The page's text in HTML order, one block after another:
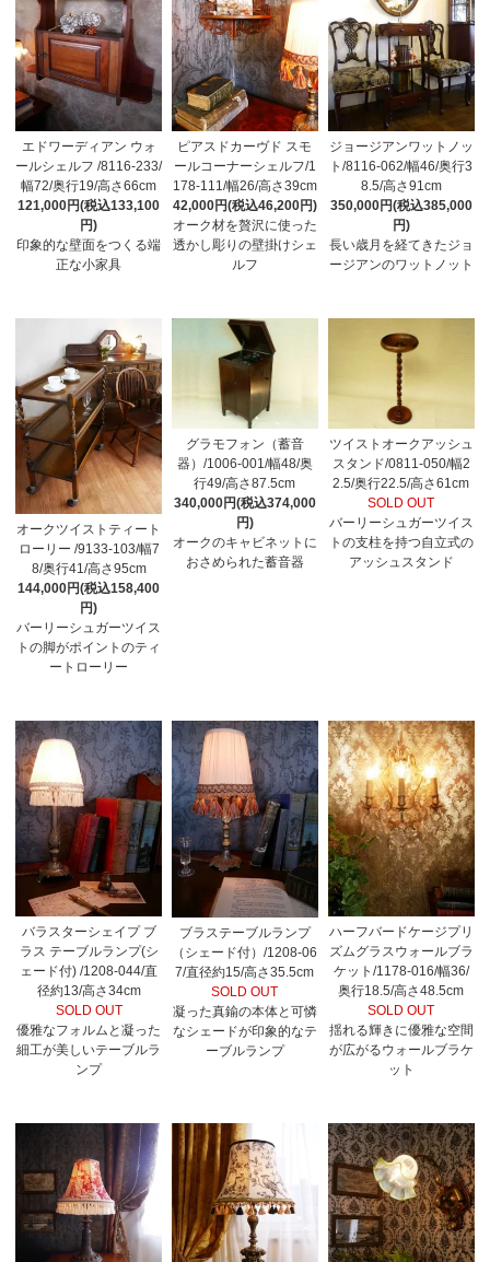
エドワーディアン ウォ
ールシェルフ /8116-233/
幅72/奥行19/高さ66cm
121,000円(税込133,100
円)
印象的な壁面をつくる端
正な小家具
ピアスドカーヴド スモ
ールコーナーシェルフ/1
178-111/幅26/高さ39cm
42,000円(税込46,200円)
オーク材を贅沢に使った
透かし彫りの壁掛けシェ
ルフ
ジョージアンワットノッ
ト/8116-062/幅46/奥行3
8.5/高さ91cm
350,000円(税込385,000
円)
長い歳月を経てきたジョ
ージアンのワットノット
オークツイストティート
ローリー /9133-103/幅7
8/奥行41/高さ95cm
144,000円(税込158,400
円)
バーリーシュガーツイス
トの脚がポイントのティ
ートローリー
グラモフォン（蓄音
器）/1006-001/幅48/奥
行49/高さ87.5cm
340,000円(税込374,000
円)
オークのキャビネットに
おさめられた蓄音器
ツイストオークアッシュ
スタンド/0811-050/幅2
2.5/奥行22.5/高さ61cm
SOLD OUT
バーリーシュガーツイス
トの支柱を持つ自立式の
アッシュスタンド
バラスターシェイプ ブ
ラス テーブルランプ(シ
ェード付) /1208-044/直
径約13/高さ34cm
SOLD OUT
優雅なフォルムと凝った
細工が美しいテーブルラ
ンプ
ブラステーブルランプ
（シェード付）/1208-06
7/直径約15/高さ35.5cm
SOLD OUT
凝った真鍮の本体と可憐
なシェードが印象的なテ
ーブルランプ
ハーフバードケージプリ
ズムグラスウォールブラ
ケット/1178-016/幅36/
奥行18.5/高さ48.5cm
SOLD OUT
揺れる輝きに優雅な空間
が広がるウォールブラケ
ット